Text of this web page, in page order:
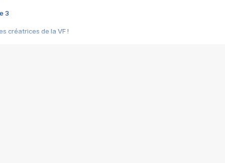
3
créatrices de la VF !